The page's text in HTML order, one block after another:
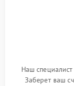
Наш
Заберет ваш